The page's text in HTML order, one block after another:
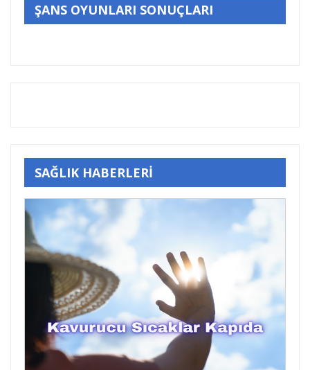
ŞANS OYUNLARI SONUÇLARI
SAĞLIK HABERLERİ